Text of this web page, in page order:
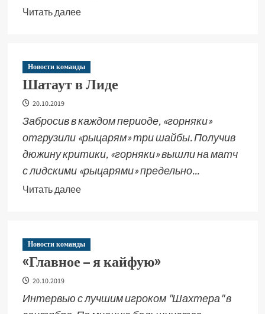
Читать далее
Новости команды
Шатаут в Лиде
20.10.2019
Забросив в каждом периоде, «горняки»
отгрузили «рыцарям» три шайбы. Получив
дюжину критики, «горняки» вышли на матч
с лидскими «рыцарями» предельно...
Читать далее
Новости команды
«Главное – я кайфую»
20.10.2019
Интервью с лучшим игроком "Шахтера" в